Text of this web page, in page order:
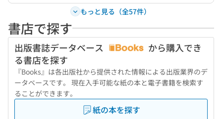
もっと見る（全57件）
書店で探す
出版書誌データベース
から購入でき
る書店を探す
『Books』は各出版社から提供された情報による出版業界のデ
ータベースです。 現在入手可能な紙の本と電子書籍を検索す
ることができます。
紙の本を探す